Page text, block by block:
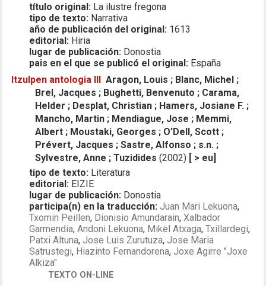
título original: La ilustre fregona
tipo de texto: Narrativa
año de publicación del original: 1613
editorial: Hiria
lugar de publicación: Donostia
pais en el que se publicó el original: España
Itzulpen antologia III Aragon, Louis ; Blanc, Michel ;
Brel, Jacques ; Bughetti, Benvenuto ; Carama,
Helder ; Desplat, Christian ; Hamers, Josiane F. ;
Mancho, Martin ; Mendiague, Jose ; Memmi,
Albert ; Moustaki, Georges ; O’Dell, Scott ;
Prévert, Jacques ; Sastre, Alfonso ; s.n. ;
Sylvestre, Anne ; Tuzidides (2002) [ > eu]
tipo de texto: Literatura
editorial: EIZIE
lugar de publicación: Donostia
participa(n) en la traducción: Juan Mari Lekuona,
Txomin Peillen, Dionisio Amundarain, Xalbador
Garmendia,Andoni Lekuona, Mikel Atxaga,Txillardegi,
Patxi Altuna,Jose Luis Zurutuza,Jose Maria
Satrustegi, Hiazinto Fernandorena,Joxe Agirre "Joxe
Alkiza"
TEXTO ON-LINE